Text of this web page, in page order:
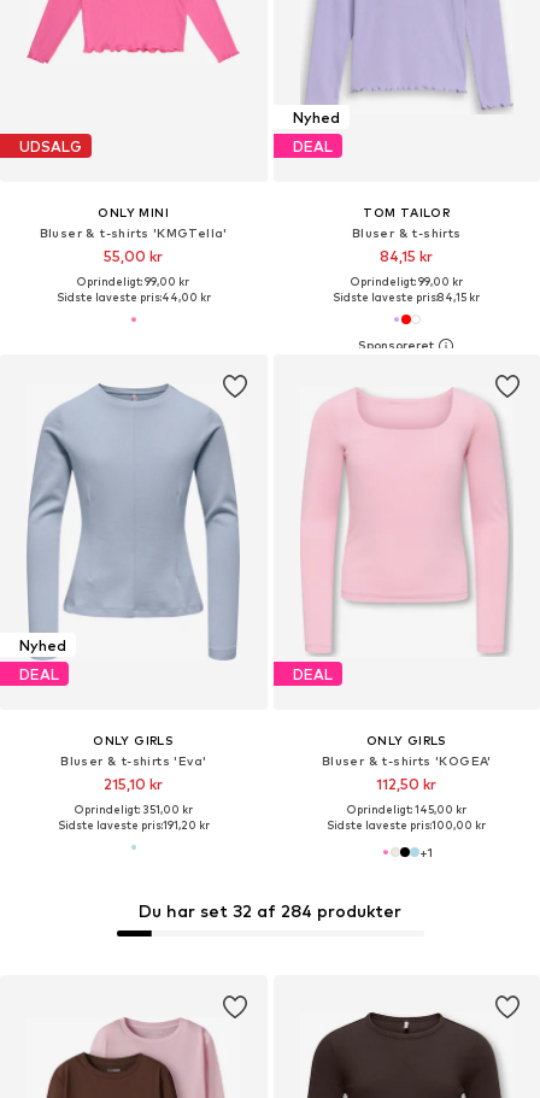
UDSALG
ONLY MINI
Bluser & t-shirts 'KMGTella'
55,00 kr
Oprindeligt: 99,00 kr
Sidste laveste pris:44,00 kr
Nyhed
DEAL
TOM TAILOR
Bluser & t-shirts
84,15 kr
Oprindeligt: 99,00 kr
Sidste laveste pris:84,15 kr
Nyhed
DEAL
ONLY GIRLS
Bluser & t-shirts 'Eva'
215,10 kr
Oprindeligt: 351,00 kr
Sidste laveste pris:191,20 kr
DEAL
ONLY GIRLS
Bluser & t-shirts 'KOGEA'
112,50 kr
Oprindeligt: 145,00 kr
Sidste laveste pris:100,00 kr
+1
Du har set 32 af 284 produkter